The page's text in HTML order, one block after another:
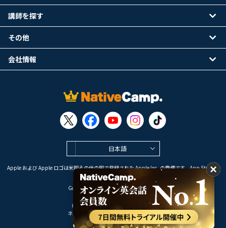
日本語
Apple および Apple ロゴは米国その他の国で登録された Apple Inc. の商標です。App Store は
Apple Inc. のサービスマークです。
Google Play は Google LLC の商標です。
Copyright © 2026 オンライン英会話
ネイティブキャンプ All Rights Reserved.
講師を探す
その他
会社情報